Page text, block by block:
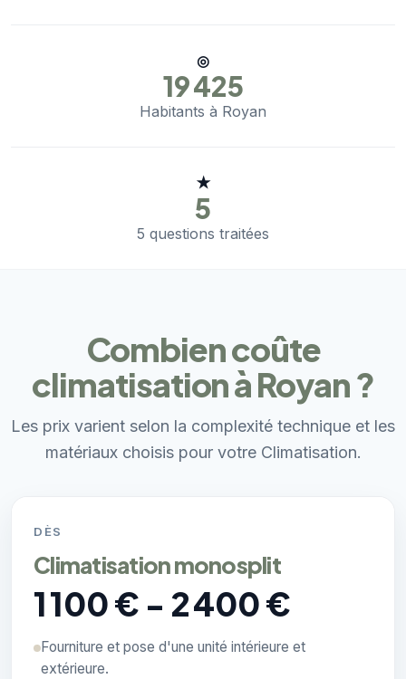
◎
19 425
Habitants à Royan
★
5
5 questions traitées
Combien coûte
climatisation à Royan ?
Les prix varient selon la complexité technique et les
matériaux choisis pour votre Climatisation.
DÈS
Climatisation monosplit
1 100 € - 2 400 €
Fourniture et pose d'une unité intérieure et
extérieure.